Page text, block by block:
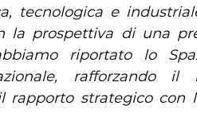
tecnologica e
la prospettiva di una
riportato lo
rafforzando
rapporto strategico con